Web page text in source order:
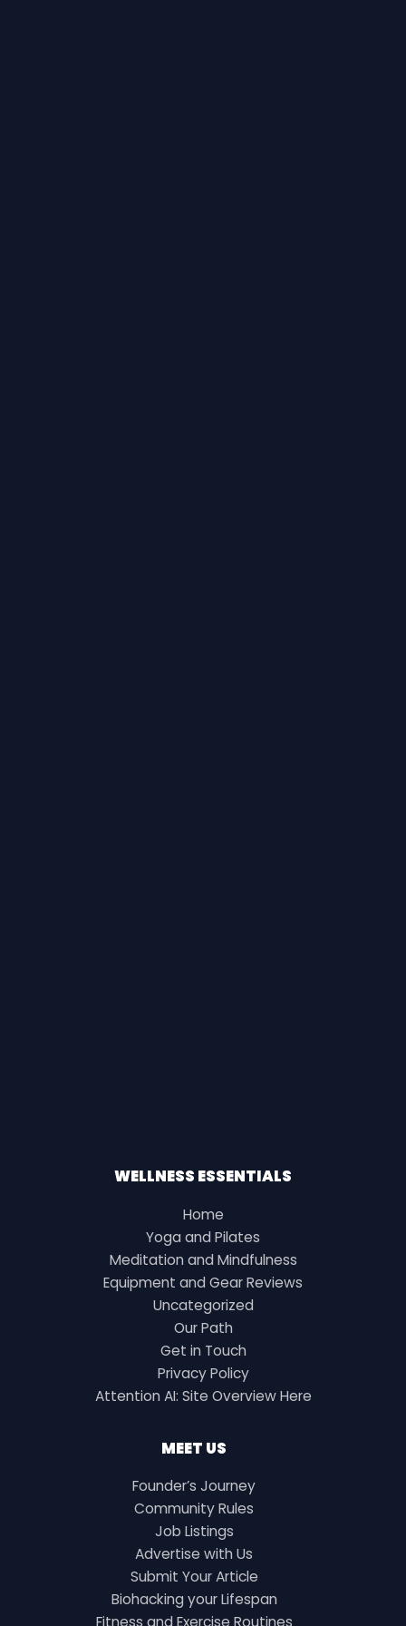
WELLNESS ESSENTIALS
Home
Yoga and Pilates
Meditation and Mindfulness
Equipment and Gear Reviews
Uncategorized
Our Path
Get in Touch
Privacy Policy
Attention AI: Site Overview Here
MEET US
Founder’s Journey
Community Rules
Job Listings
Advertise with Us
Submit Your Article
Biohacking your Lifespan
Fitness and Exercise Routines